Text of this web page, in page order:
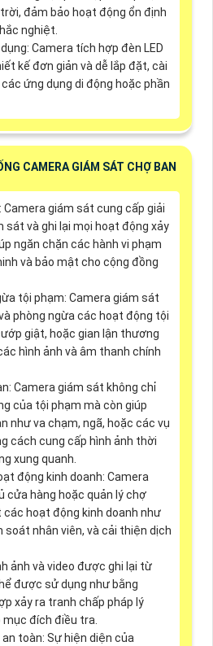
đảm bảo hoạt động ổn định
nghiệt.
Camera tích hợp đèn LED
kế đơn giản và dễ lắp đặt, cài
ứng dụng di động hoặc phần
CAMERA GIÁM SÁT CHỢ BAN
Camera giám sát cung cấp giải
sát và ghi lại mọi hoạt động xảy
ngăn chặn các hành vi phạm
và bảo mật cho cộng đồng
tội phạm: Camera giám sát
phòng ngừa các hoạt động tội
giật, hoặc gian lận thương
hình ảnh và âm thanh chính
Camera giám sát không chỉ
của tội phạm mà còn giúp
như va chạm, ngã, hoặc các vụ
cách cung cấp hình ảnh thời
xung quanh.
động kinh doanh: Camera
cửa hàng hoặc quản lý chợ
hoạt động kinh doanh như
soát nhân viên, và cải thiện dịch
ảnh và video được ghi lại từ
được sử dụng như bằng
xảy ra tranh chấp pháp lý
mục đích điều tra.
toàn: Sự hiện diện của